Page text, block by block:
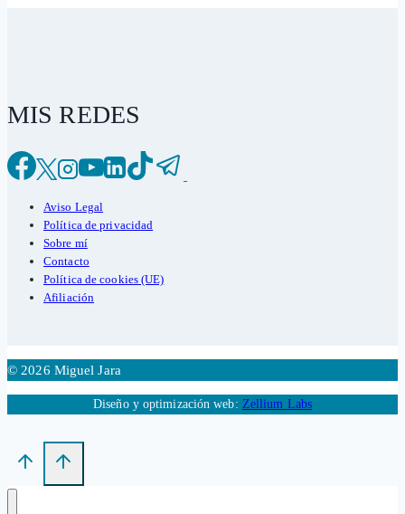
MIS REDES
Aviso Legal
Política de privacidad
Sobre mí
Contacto
Política de cookies (UE)
Afiliación
© 2026 Miguel Jara
Diseño y optimización web: Zellium Labs